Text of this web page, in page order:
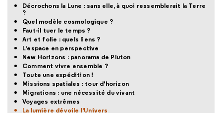
Décrochons la Lune : sans elle, à quoi ressemblerait la Terre
?
Quel modèle cosmologique ?
Faut-il tuer le temps ?
Art et folie : quels liens ?
L'espace en perspective
New Horizons : panorama de Pluton
Comment vivre ensemble ?
Toute une expédition !
Missions spatiales : tour d'horizon
Migrations : une nécessité du vivant
Voyages extrêmes
La lumière dévoile l'Univers